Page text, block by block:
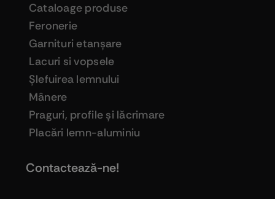
Cataloage produse
Feronerie
Garnituri etanşare
Lacuri si vopsele
Şlefuirea lemnului
Mânere
Praguri, profile şi lăcrimare
Placări lemn-aluminiu
Contactează-ne!